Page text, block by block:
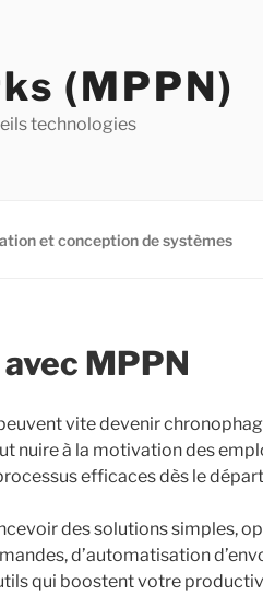
(MPPN)
technologies
et conception de systèmes
MPPN
vite devenir
à la motivation des
efficaces dès le
des solutions simples,
d’automatisation
qui boostent votre